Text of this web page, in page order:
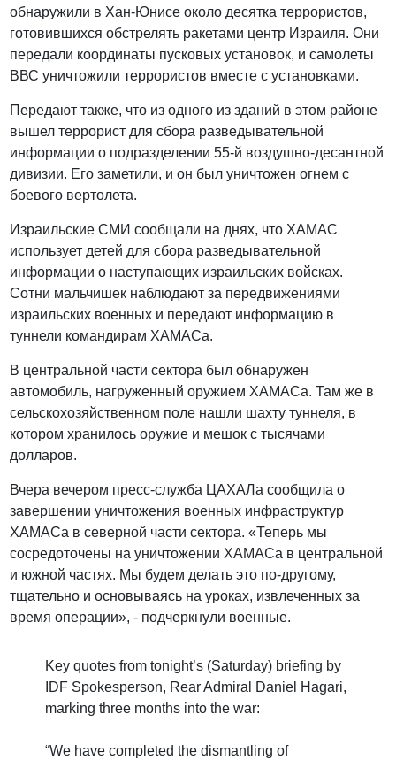
обнаружили в Хан-Юнисе около десятка террористов,
готовившихся обстрелять ракетами центр Израиля. Они
передали координаты пусковых установок, и самолеты
ВВС уничтожили террористов вместе с установками.
Передают также, что из одного из зданий в этом районе
вышел террорист для сбора разведывательной
информации о подразделении 55-й воздушно-десантной
дивизии. Его заметили, и он был уничтожен огнем с
боевого вертолета.
Израильские СМИ сообщали на днях, что ХАМАС
использует детей для сбора разведывательной
информации о наступающих израильских войсках.
Сотни мальчишек наблюдают за передвижениями
израильских военных и передают информацию в
туннели командирам ХАМАСа.
В центральной части сектора был обнаружен
автомобиль, нагруженный оружием ХАМАСа. Там же в
сельскохозяйственном поле нашли шахту туннеля, в
котором хранилось оружие и мешок с тысячами
долларов.
Вчера вечером пресс-служба ЦАХАЛа сообщила о
завершении уничтожения военных инфраструктур
ХАМАСа в северной части сектора. «Теперь мы
сосредоточены на уничтожении ХАМАСа в центральной
и южной частях. Мы будем делать это по-другому,
тщательно и основываясь на уроках, извлеченных за
время операции», - подчеркнули военные.
Key quotes from tonight’s (Saturday) briefing by
IDF Spokesperson, Rear Admiral Daniel Hagari,
marking three months into the war:
“We have completed the dismantling of